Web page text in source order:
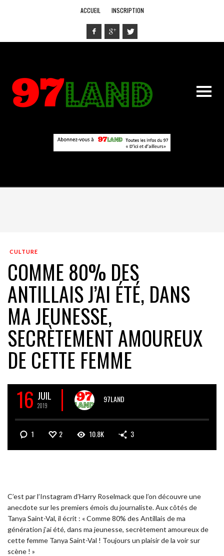
ACCUEIL INSCRIPTION
CULTURE
COMME 80% DES
ANTILLAIS J’AI ÉTÉ, DANS
MA JEUNESSE,
SECRÈTEMENT AMOUREUX
DE CETTE FEMME
16 JUIL
2019
97LAND
1 2 10.8K 3
C’est par l’Instagram d’Harry Roselmack que l’on découvre une
anecdote sur les premiers émois du journaliste. Aux côtés de
Tanya Saint-Val, il écrit : « Comme 80% des Antillais de ma
génération j’ai été, dans ma jeunesse, secrètement amoureux de
cette femme Tanya Saint-Val ! Toujours un plaisir de la voir sur
scène ! »